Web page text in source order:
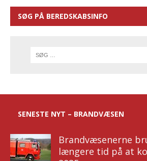
SØG PÅ BEREDSKABSINFO
SENESTE NYT – BRANDVÆSEN
Brandvæsenerne
længere tid på at